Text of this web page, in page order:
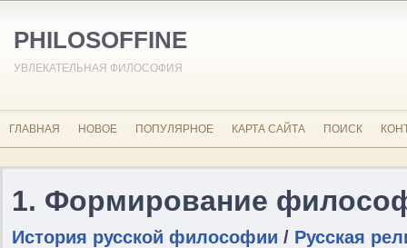
PHILOSOFFINE
УВЛЕКАТЕЛЬНАЯ ФИЛОСОФИЯ
ГЛАВНАЯ НОВОЕ ПОПУЛЯРНОЕ КАРТА САЙТА ПОИСК
1. Формирование
История русской философии / Русская